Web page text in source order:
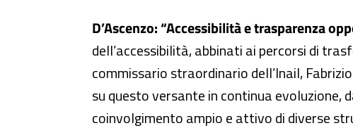
D’Ascenzo: “Accessibilità e trasparenza
dell’accessibilità, abbinati ai percorsi di
commissario straordinario dell’Inail,
su questo versante in continua evoluzione,
coinvolgimento ampio e attivo di diverse